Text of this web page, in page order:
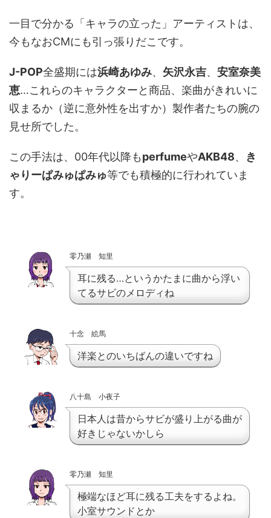
一目で分かる「キャラの立った」アーティストは、
今もなおCMにも引っ張りだこです。
J-POP全盛期には浜崎あゆみ、 矢沢永吉、 安室奈美
恵…これらのキャラクターと商品、楽曲がきれいに
収まるか（逆に意外性を出すか）製作者たちの腕の
見せ所でした。
この手法は、00年代以降もperfumeやAKB48、 き
ゃりーぱみゅぱみゅ等でも積極的に行われていま
す。
零乃瀬 知里
耳に残る…というかたまに曲から浮い
てるサビのメロディね
十念 絵馬
洋楽とのいちばんの違いですね
八十島 小夜子
日本人は昔からサビが盛り上がる曲が
好きじゃないかしら
零乃瀬 知里
極端なほど耳に残る工夫をするよね。
小室サウンドとか